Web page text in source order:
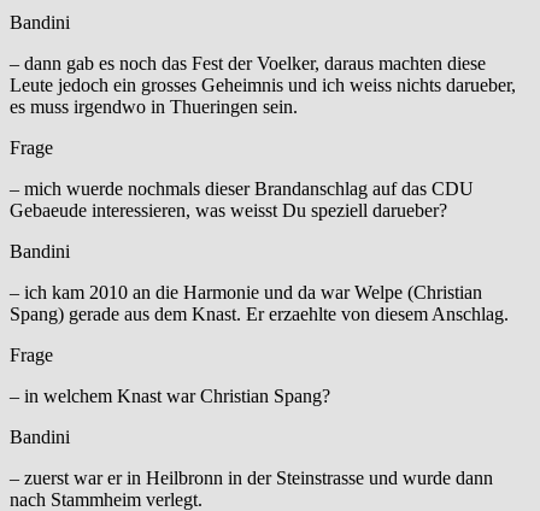
Bandini
– dann gab es noch das Fest der Voelker, daraus machten diese
Leute jedoch ein grosses Geheimnis und ich weiss nichts darueber,
es muss irgendwo in Thueringen sein.
Frage
– mich wuerde nochmals dieser Brandanschlag auf das CDU
Gebaeude interessieren, was weisst Du speziell darueber?
Bandini
– ich kam 2010 an die Harmonie und da war Welpe (Christian
Spang) gerade aus dem Knast. Er erzaehlte von diesem Anschlag.
Frage
– in welchem Knast war Christian Spang?
Bandini
– zuerst war er in Heilbronn in der Steinstrasse und wurde dann
nach Stammheim verlegt.